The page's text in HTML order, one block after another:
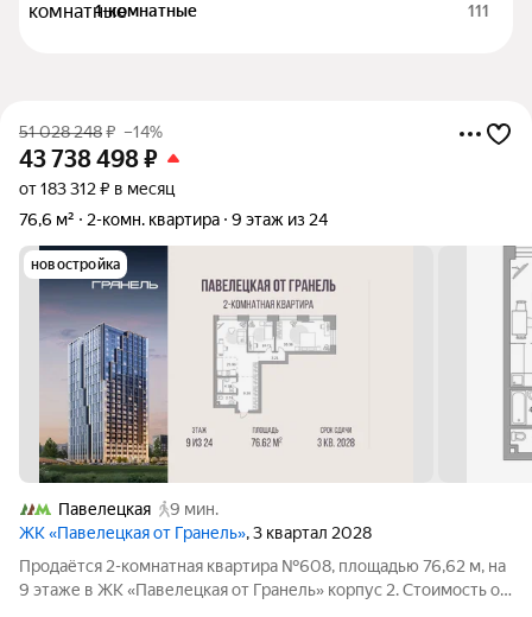
1-комнатные 111
51 028 248₽ –14%
43 738 498₽
от 183 312 ₽ в месяц
76,6 м²
2-комн. квартира 9 этаж из 24
новостройка
Павелецкая
9 мин.
ЖК «Павелецкая от Гранель», 3 квартал 2028
Продаётся 2-комнатная квартира №608, площадью 76,62 м, на
9 этаже в ЖК «Павелецкая от Гранель» корпус 2. Стоимость от